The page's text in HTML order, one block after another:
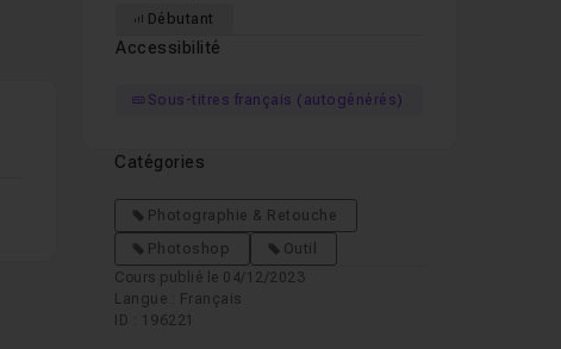
Débutant
Accessibilité
Sous-titres français (autogénérés)
Catégories
Photographie & Retouche
Photoshop
Outil
Cours publié le 04/12/2023
Langue : Français
ID : 196221